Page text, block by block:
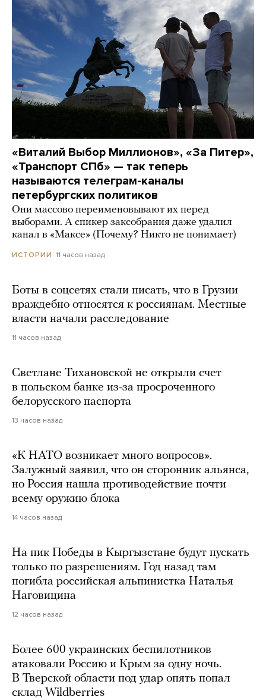
«Виталий Выбор Миллионов», «За Питер»,
«Транспорт СПб» — так теперь
называются телеграм-каналы
петербургских политиков
Они массово переименовывают их перед
выборами. А спикер заксобрания даже удалил
канал в «Максе» (Почему? Никто не понимает)
ИСТОРИИ 11 часов назад
Боты в соцсетях стали писать, что в Грузии
враждебно относятся к россиянам. Местные
власти начали расследование
11 часов назад
Светлане Тихановской не открыли счет
в польском банке из-за просроченного
белорусского паспорта
13 часов назад
«К НАТО возникает много вопросов».
Залужный заявил, что он сторонник альянса,
но Россия нашла противодействие почти
всему оружию блока
14 часов назад
На пик Победы в Кыргызстане будут пускать
только по разрешениям. Год назад там
погибла российская альпинистка Наталья
Наговицина
12 часов назад
Более 600 украинских беспилотников
атаковали Россию и Крым за одну ночь.
В Тверской области под удар опять попал
склад Wildberries